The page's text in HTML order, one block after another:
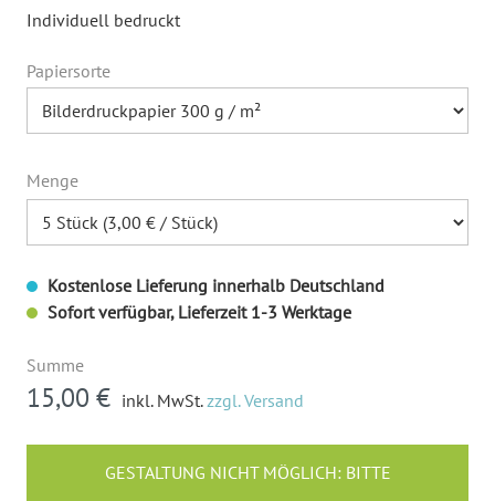
Individuell bedruckt
Papiersorte
Menge
Kostenlose Lieferung innerhalb Deutschland
Sofort verfügbar, Lieferzeit 1-3 Werktage
Summe
15,00 € inkl. MwSt.zzgl. Versand
GESTALTUNG NICHT MÖGLICH: BITTE